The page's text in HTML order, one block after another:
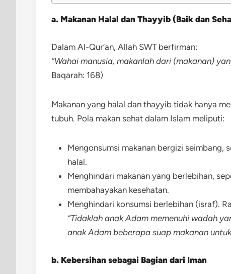
a. Makanan Halal dan Thayyib (Baik dan
Dalam Al-Qur’an, Allah SWT berfirman:
“Wahai manusia, makanlah dari (makanan)
Baqarah: 168)
Makanan yang halal dan thayyib tidak hanya
tubuh. Pola makan sehat dalam Islam meliputi:
Mengonsumsi makanan bergizi seimbang,
halal.
Menghindari makanan yang berlebihan,
membahayakan kesehatan.
Menghindari konsumsi berlebihan (israf).
“Tidaklah anak Adam memenuhi wadah
anak Adam beberapa suap makanan
b. Kebersihan sebagai Bagian dari Iman